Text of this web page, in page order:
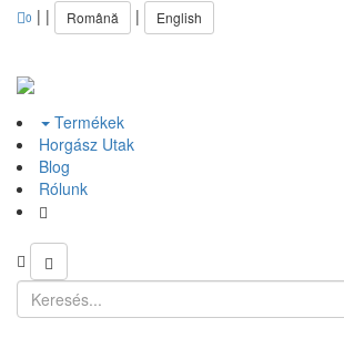
0 | | Română | English
Termékek
Horgász Utak
Blog
Rólunk